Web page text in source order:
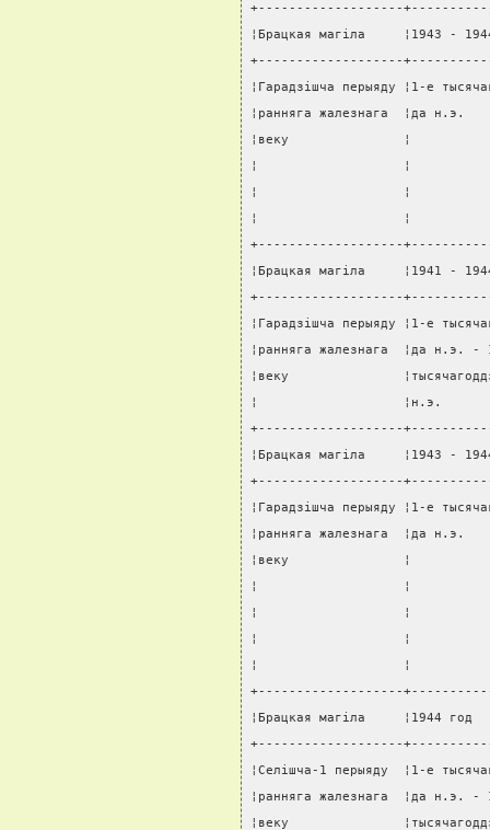
+-------------------
¦Брацкая магiла     ¦1943 -
+-------------------
¦Гарадзiшча перыяду ¦1-е
¦ранняга жалезнага  ¦да
¦веку               ¦
¦                   ¦
¦                   ¦
¦                   ¦
+-------------------
¦Брацкая магiла     ¦1941 -
+-------------------
¦Гарадзiшча перыяду ¦1-е
¦ранняга жалезнага  ¦да
¦веку
¦                   ¦н.э.
+-------------------
¦Брацкая магiла     ¦1943 -
+-------------------
¦Гарадзiшча перыяду ¦1-е
¦ранняга жалезнага  ¦да
¦веку               ¦
¦                   ¦
¦                   ¦
¦                   ¦
¦                   ¦
+-------------------
¦Брацкая магiла     ¦1944
+-------------------
¦Селiшча-1 перыяду  ¦1-е
¦ранняга жалезнага  ¦да
¦веку